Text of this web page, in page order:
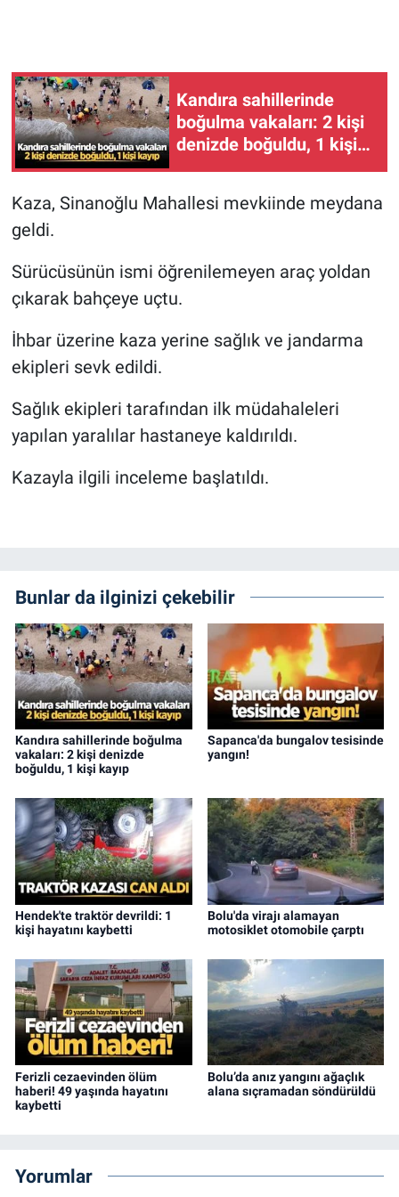
Kandıra sahillerinde
boğulma vakaları: 2 kişi
denizde boğuldu, 1 kişi
kayıp
Kaza, Sinanoğlu Mahallesi mevkiinde meydana
geldi.
Sürücüsünün ismi öğrenilemeyen araç yoldan
çıkarak bahçeye uçtu.
İhbar üzerine kaza yerine sağlık ve jandarma
ekipleri sevk edildi.
Sağlık ekipleri tarafından ilk müdahaleleri
yapılan yaralılar hastaneye kaldırıldı.
Kazayla ilgili inceleme başlatıldı.
Bunlar da ilginizi çekebilir
Kandıra sahillerinde boğulma
vakaları: 2 kişi denizde
boğuldu, 1 kişi kayıp
Sapanca'da bungalov tesisinde
yangın!
Hendek'te traktör devrildi: 1
kişi hayatını kaybetti
Bolu'da virajı alamayan
motosiklet otomobile çarptı
Ferizli cezaevinden ölüm
haberi! 49 yaşında hayatını
kaybetti
Bolu’da anız yangını ağaçlık
alana sıçramadan söndürüldü
Yorumlar